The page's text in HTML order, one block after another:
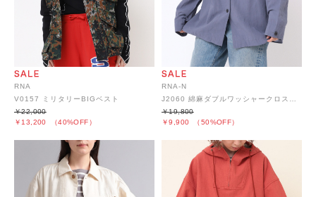
RNA
V0157 ミリタリーBIGベスト
￥13,200 （40%OFF）
￥22,000
RNA-N
￥9,900 （50%OFF）
￥19,800